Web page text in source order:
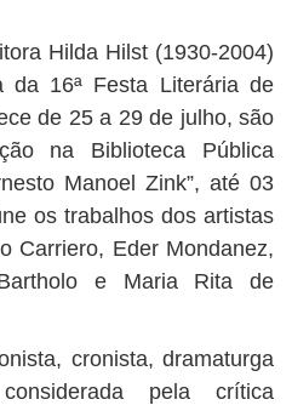
Hilda Hilst (1930-2004)
da 16ª Festa Literária de
de 25 a 29 de julho, são
na Biblioteca Pública
Manoel Zink”, até 03
os trabalhos dos artistas
Carriero, Eder Mondanez,
e Maria Rita de
cronista, dramaturga
pela crítica